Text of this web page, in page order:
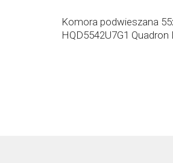
Komora podwieszana
HQD5542U7G1 Quadron